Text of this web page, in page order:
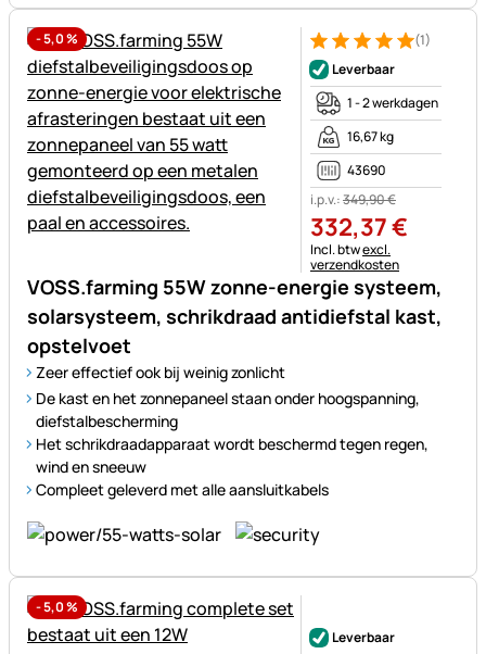
-5,0%
VOSS.farming 55W zonne-energie systeem,
solarsysteem, schrikdraad antidiefstal kast,
opstelvoet
Zeer effectief ook bij weinig zonlicht
De kast en het zonnepaneel staan onder hoogspanning,
diefstalbescherming
Het schrikdraadapparaat wordt beschermd tegen regen,
wind en sneeuw
Compleet geleverd met alle aansluitkabels
Beoordeling: 5 van 5 (1
1 Bewertung
(1)
Leverbaar
1 - 2 werkdagen
16,67 kg
43690
i.p.v.:349,90€
332,37€
Belastinginformatie:
Incl. btwexcl.
verzendkosten
-5,0%
Leverbaar